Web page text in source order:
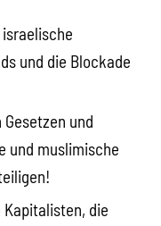
und die Blockade
und
und muslimische
die